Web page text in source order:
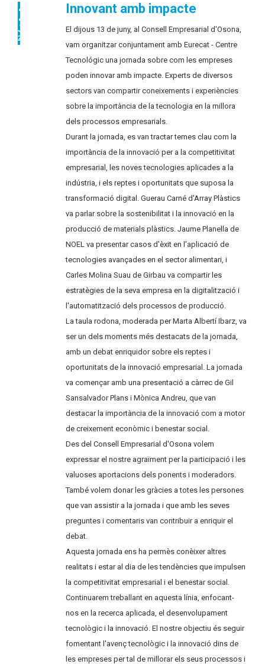
17
JUN
2024
Innovant amb impacte
El dijous 13 de juny, al Consell Empresarial d'Osona,
vam organitzar conjuntament amb Eurecat - Centre
Tecnológic una jornada sobre com les empreses
poden innovar amb impacte. Experts de diversos
sectors van compartir coneixements i experiències
sobre la importància de la tecnologia en la millora
dels processos empresarials.
Durant la jornada, es van tractar temes clau com la
importància de la innovació per a la competitivitat
empresarial, les noves tecnologies aplicades a la
indústria, i els reptes i oportunitats que suposa la
transformació digital. Guerau Carné d'Array Plàstics
va parlar sobre la sostenibilitat i la innovació en la
producció de materials plàstics. Jaume Planella de
NOEL va presentar casos d'èxit en l'aplicació de
tecnologies avançades en el sector alimentari, i
Carles Molina Suau de Girbau va compartir les
estratègies de la seva empresa en la digitalització i
l'automatització dels processos de producció.
La taula rodona, moderada per Marta Albertí Ibarz, va
ser un dels moments més destacats de la jornada,
amb un debat enriquidor sobre els reptes i
oportunitats de la innovació empresarial. La jornada
va començar amb una presentació a càrrec de Gil
Sansalvador Plans i Mònica Andreu, que van
destacar la importància de la innovació com a motor
de creixement econòmic i benestar social.
Des del Consell Empresarial d'Osona volem
expressar el nostre agraïment per la participació i les
valuoses aportacions dels ponents i moderadors.
També volem donar les gràcies a totes les persones
que van assistir a la jornada i que amb les seves
preguntes i comentaris van contribuir a enriquir el
debat.
Aquesta jornada ens ha permès conèixer altres
realitats i estar al dia de les tendències que impulsen
la competitivitat empresarial i el benestar social.
Continuarem treballant en aquesta línia, enfocant-
nos en la recerca aplicada, el desenvolupament
tecnològic i la innovació. El nostre objectiu és seguir
fomentant l'avenç tecnològic i la innovació dins de
les empreses per tal de millorar els seus processos i